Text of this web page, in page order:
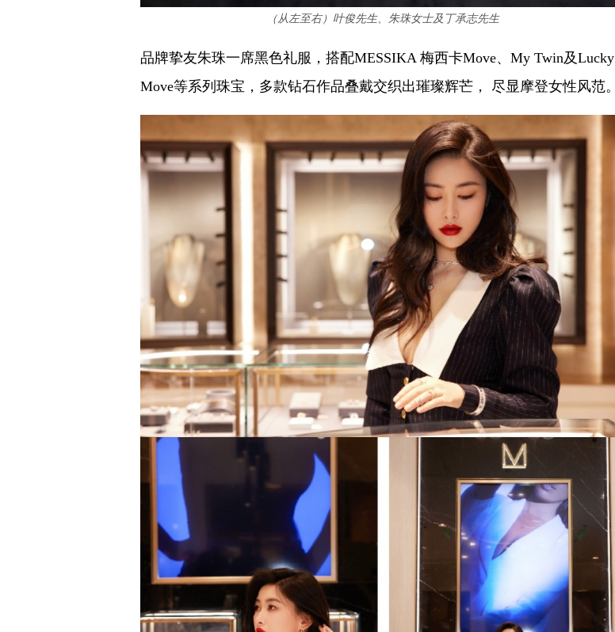
（从左至右）叶俊先生、朱珠女士及丁承志先生
品牌挚友朱珠一席黑色礼服，搭配MESSIKA 梅西卡Move、My Twin及Lucky
Move等系列珠宝，多款钻石作品叠戴交织出璀璨辉芒， 尽显摩登女性风范。